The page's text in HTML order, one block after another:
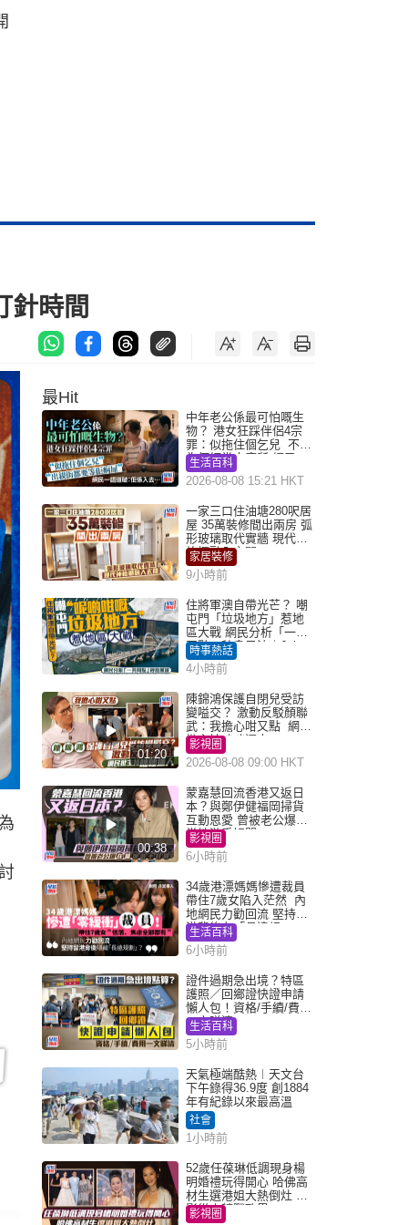
針時間
最Hit
中年老公係最可怕嘅生
物？ 港女狂踩伴侶4宗
罪：似拖住個乞兒 不解
為何經常去廁所 網民一
語道破
生活百科
2026-08-08 15:21 HKT
一家三口住油塘280呎居
屋 35萬裝修間出兩房 弧
形玻璃取代實牆 現代神
枱櫃融入玄關
家居裝修
9小時前
住將軍澳自帶光芒？ 嘲
屯門「垃圾地方」惹地
區大戰 網民分析「一共
同點」秒息風波｜Juicy
叮
時事熱話
4小時前
01:20
陳錦鴻保護自閉兒受訪
變嗌交？ 激動反駁顏聯
武：我擔心咁又點 網民
批主持咄咄逼人
影視圈
2026-08-08 09:00 HKT
00:38
蒙嘉慧回流香港又返日
本？與鄭伊健福岡掃貨
互動恩愛 曾被老公爆在
當地游手好閒
影視圈
6小時前
34歲港漂媽媽慘遭裁員
帶住7歲女陷入茫然 內
地網民力勸回流 堅持留
港背後有「長遠規
劃」？
生活百科
6小時前
證件過期急出境？特區
護照／回鄉證快證申請
懶人包！資格/手續/費用
一文睇清
生活百科
5小時前
天氣極端酷熱︱天文台
下午錄得36.9度 創1884
年有紀錄以來最高溫
社會
1小時前
52歲任葆琳低調現身楊
明婚禮玩得開心 哈佛高
材生選港姐大熱倒灶 息
影從商轉戰政界
影視圈